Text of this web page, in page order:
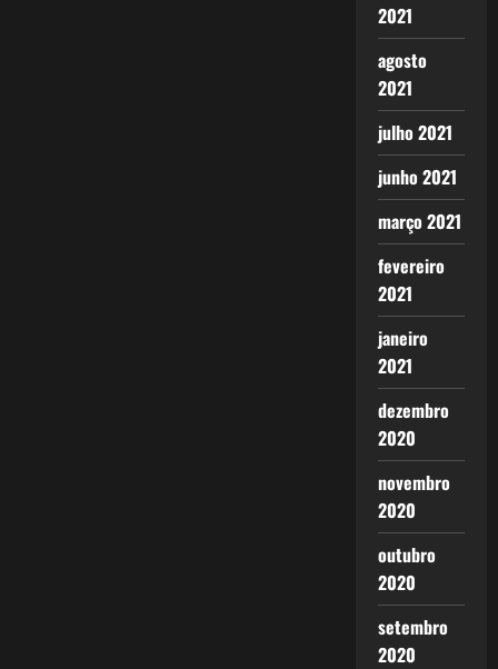
2021
agosto
2021
julho 2021
junho 2021
março 2021
fevereiro
2021
janeiro
2021
dezembro
2020
novembro
2020
outubro
2020
setembro
2020